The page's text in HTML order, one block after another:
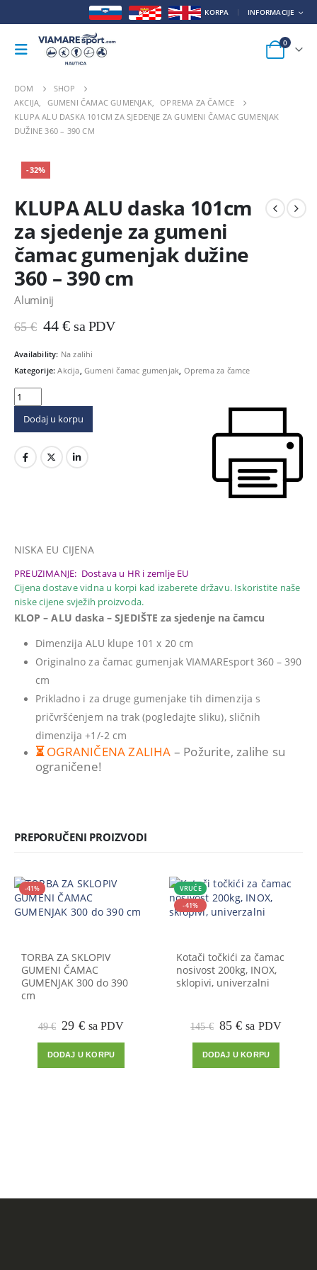
KORPA INFORMACIJE
0
DOM
SHOP
AKCIJA, GUMENI ČAMAC GUMENJAK,
OPREMA ZA ČAMCE
KLUPA ALU DASKA 101CM ZA SJEDENJE ZA GUMENI ČAMAC GUMENJAK
DUŽINE 360 – 390 CM
-32%
KLUPA ALU daska 101cm
za sjedenje za gumeni
čamac gumenjak dužine
360 – 390 cm
Aluminij
65€ Izvorna
bila
je:
44€Trenutna
je:
44 €.
sa PDV
Availability: Na zalihi
Kategorije:Akcija,Gumeni čamac gumenjak, Oprema za čamce
Dodaj u korpu
NISKA EU CIJENA
PREUZIMANJE: Dostava u HR i zemlje EU
Cijena dostave vidna u korpi kad izaberete državu. Iskoristite naše
niske cijene svježih proizvoda.
KLOP – ALU daska – SJEDIŠTE za sjedenje na čamcu
Dimenzija ALU klupe 101 x 20 cm
Originalno za čamac gumenjak VIAMAREsport 360 – 390
cm
Prikladno i za druge gumenjake tih dimenzija s
pričvršćenjem na trak (pogledajte sliku), sličnih
dimenzija +1/-2 cm
⏳OGRANIČENA ZALIHA – Požurite, zalihe su
ograničene!
PREPORUČENI PROIZVODI
-41%
TORBA ZA SKLOPIV
GUMENI ČAMAC
GUMENJAK 300 do 390
cm
49€ Izvorna
bila
29 €Trenutna
je:
sa PDV
DODAJ U KORPU
VRUĆE
-41%
Kotači točkići za čamac
nosivost 200kg, INOX,
sklopivi, univerzalni
145€ Izvorna
bila
85€Trenutna
je:
sa PDV
DODAJ U KORPU